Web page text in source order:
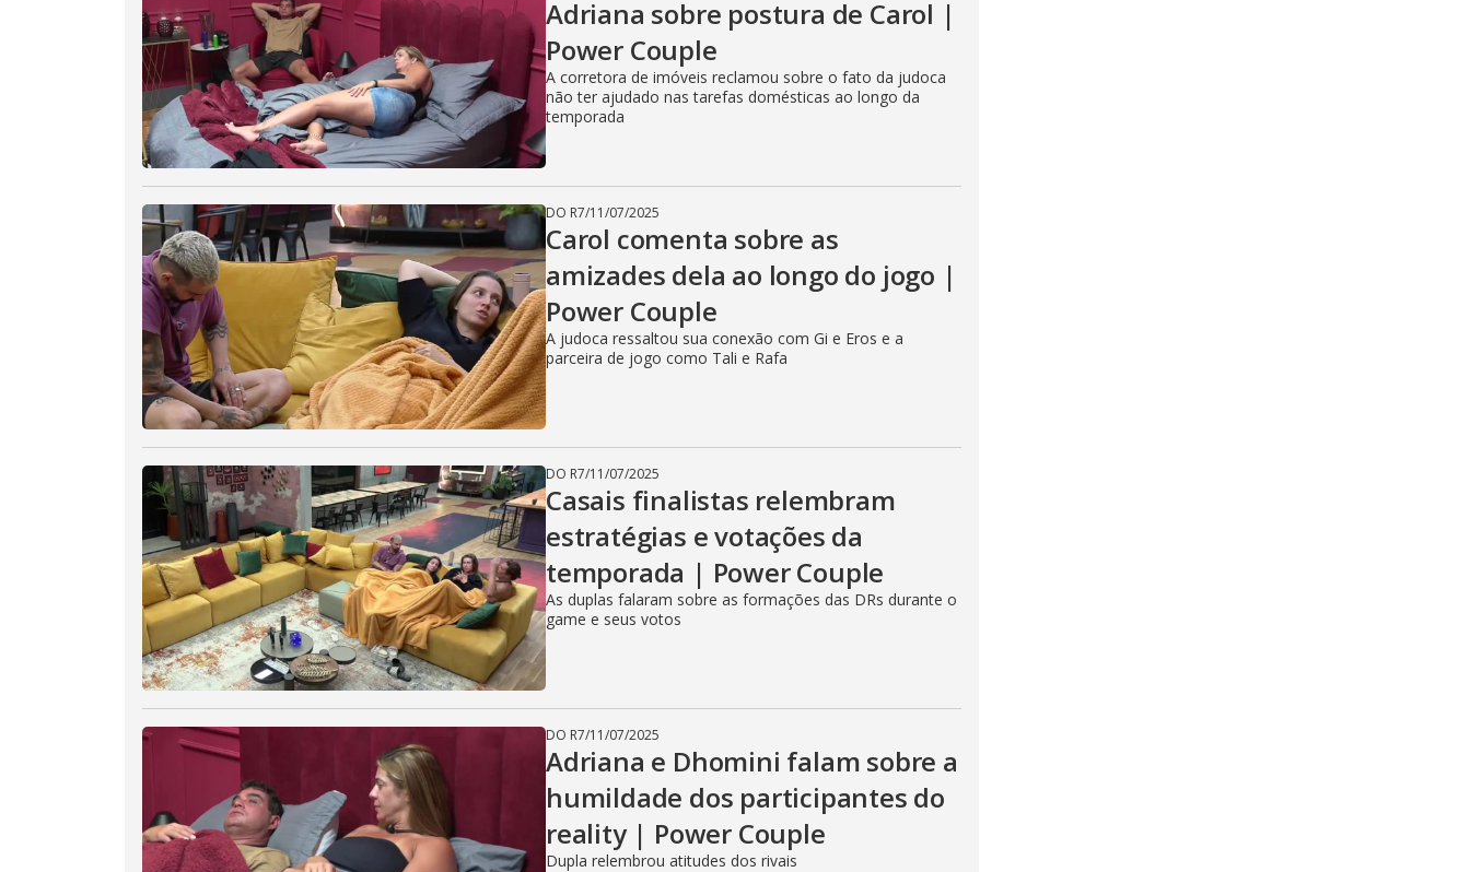
Adriana sobre postura de Carol |
Power Couple
A corretora de imóveis reclamou sobre o fato da judoca
não ter ajudado nas tarefas domésticas ao longo da
temporada
DO R7/11/07/2025
Carol comenta sobre as
amizades dela ao longo do jogo |
Power Couple
A judoca ressaltou sua conexão com Gi e Eros e a
parceira de jogo como Tali e Rafa
DO R7/11/07/2025
Casais finalistas relembram
estratégias e votações da
temporada | Power Couple
As duplas falaram sobre as formações das DRs durante o
game e seus votos
DO R7/11/07/2025
Adriana e Dhomini falam sobre a
humildade dos participantes do
reality | Power Couple
Dupla relembrou atitudes dos rivais